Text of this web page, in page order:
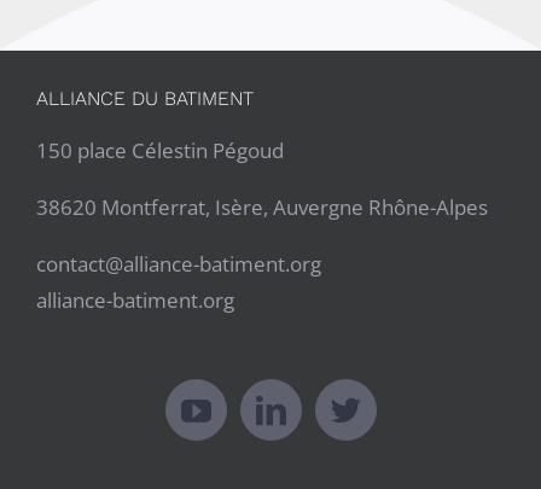
ALLIANCE DU BATIMENT
150 place Célestin Pégoud
38620 Montferrat, Isère, Auvergne Rhône-Alpes
contact@alliance-batiment.org
alliance-batiment.org